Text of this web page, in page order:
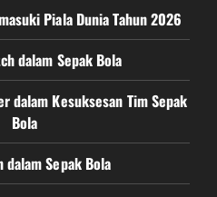
Piala Dunia Tahun 2026
dalam Sepak Bola
dalam Kesuksesan Tim Sepak
Bola
Sepak Bola